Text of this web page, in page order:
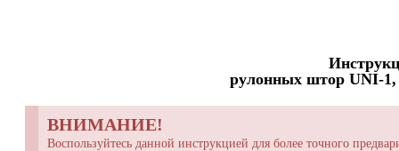
рулонных штор UNI-
ВНИМАНИЕ!
Воспользуйтесь данной инструкцией для более точного